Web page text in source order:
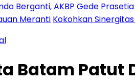
Berganti, AKBP Gede
Meranti Kokohkan
Batam Patut